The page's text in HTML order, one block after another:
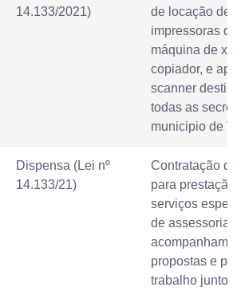
14.133/2021)
de locação de
impressoras
máquina de
copiador, e
scanner
todas as
municipio de
Dispensa (Lei nº
14.133/21)
Contratação
para
serviços
de assessoria
propostas e
trabalho junto